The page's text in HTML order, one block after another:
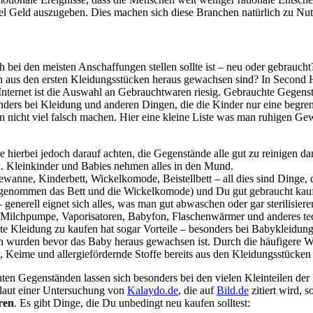
Geld auszugeben. Dies machen sich diese Branchen natürlich zu
bei den meisten Anschaffungen stellen sollte ist – neu oder
den ersten Kleidungsstücken heraus gewachsen sind? In Second
ist die Auswahl an Gebrauchtwaren riesig. Gebrauchte
bei Kleidung und anderen Dingen, die die Kinder nur eine
nicht viel falsch machen. Hier eine kleine Liste was man ruhigen
hierbei jedoch darauf achten, die Gegenstände alle gut zu reinigen
Kleinkinder und Babies nehmen alles in den Mund.
Kinderbett, Wickelkomode, Beistellbett – all dies sind Dinge,
das Bett und die Wickelkomode) und Du gut gebraucht
generell eignet sich alles, was man gut abwaschen oder gar
Vaporisatoren, Babyfon, Flaschenwärmer und anderes
Kleidung zu kaufen hat sogar Vorteile – besonders bei
wurden bevor das Baby heraus gewachsen ist. Durch die häufigere
und allergiefördernde Stoffe bereits aus den Kleidungsstücken
Gegenständen lassen sich besonders bei den vielen Kleinteilen der
einer Untersuchung von Kalaydo.de, die aufBild.de zitiert wird,
. Es gibt Dinge, die Du unbedingt neu kaufen solltest: